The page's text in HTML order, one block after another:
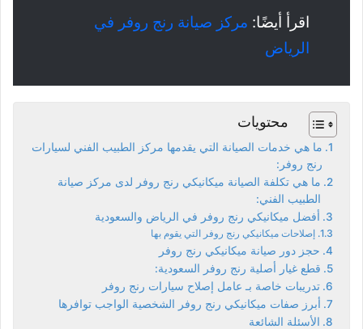
اقرأ أيضًا: مركز صيانة رنج روفر في
الرياض
محتويات
ما هي خدمات الصيانة التي يقدمها مركز الطبيب الفني لسيارات
رنج روفر:
ما هي تكلفة الصيانة ميكانيكي رنج روفر لدى مركز صيانة
الطبيب الفني:
أفضل ميكانيكي رنج روفر في الرياض والسعودية
إصلاحات ميكانيكي رنج روفر التي يقوم بها
حجز دور صيانة ميكانيكي رنج روفر
قطع غيار أصلية رنج روفر السعودية:
تدريبات خاصة بـ عامل إصلاح سيارات رنج روفر
أبرز صفات ميكانيكي رنج روفر الشخصية الواجب توافرها
الأسئلة الشائعة